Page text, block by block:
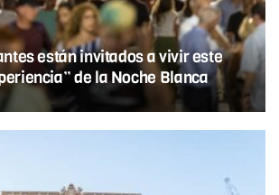
están invitados a vivir este
de la Noche Blanca